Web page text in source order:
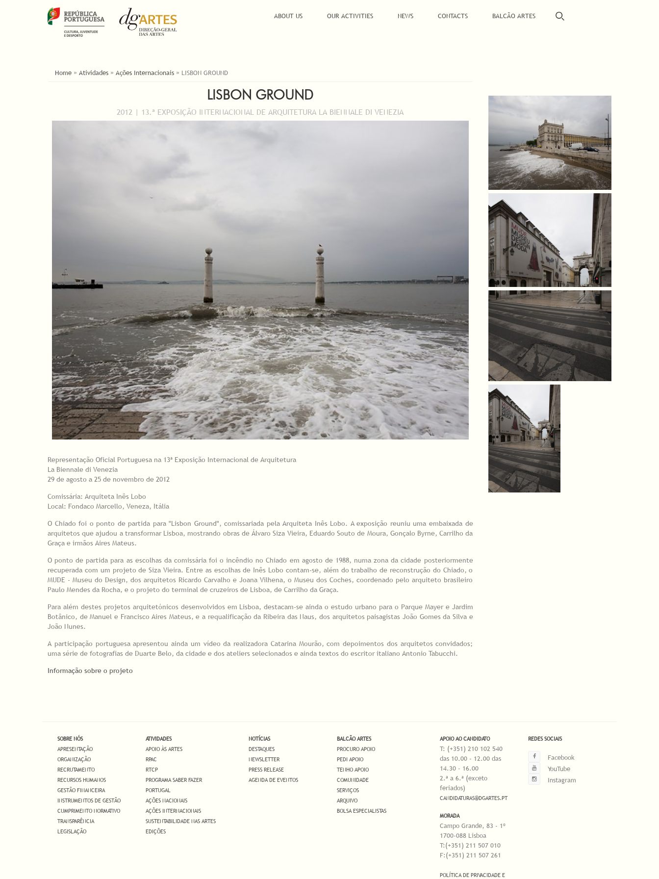
ABOUT US OUR ACTIVITIES NEWS CONTACTS BALCÃO ARTES
YOU ARE HERE
Home » Atividades » Ações Internacionais » LISBON GROUND
LISBON GROUND
2012 | 13.ª EXPOSIÇÃO INTERNACIONAL DE ARQUITETURA LA BIENNALE DI VENEZIA
Representação Oficial Portuguesa na 13ª Exposição Internacional de Arquitetura
La Biennale di Venezia
29 de agosto a 25 de novembro de 2012
Comissária: Arquiteta Inês Lobo
Local: Fondaco Marcello, Veneza, Itália
O Chiado foi o ponto de partida para "Lisbon Ground", comissariada pela Arquiteta Inês Lobo. A exposição reuniu uma embaixada de
arquitetos que ajudou a transformar Lisboa, mostrando obras de Álvaro Siza Vieira, Eduardo Souto de Moura, Gonçalo Byrne, Carrilho da
Graça e irmãos Aires Mateus.
O ponto de partida para as escolhas da comissária foi o incêndio no Chiado em agosto de 1988, numa zona da cidade posteriormente
recuperada com um projeto de Siza Vieira. Entre as escolhas de Inês Lobo contam-se, além do trabalho de reconstrução do Chiado, o
MUDE - Museu do Design, dos arquitetos Ricardo Carvalho e Joana Vilhena, o Museu dos Coches, coordenado pelo arquiteto brasileiro
Paulo Mendes da Rocha, e o projeto do terminal de cruzeiros de Lisboa, de Carrilho da Graça.
Para além destes projetos arquitetónicos desenvolvidos em Lisboa, destacam-se ainda o estudo urbano para o Parque Mayer e Jardim
Botânico, de Manuel e Francisco Aires Mateus, e a requalificação da Ribeira das Naus, dos arquitetos paisagistas João Gomes da Silva e
João Nunes.
A participação portuguesa apresentou ainda um vídeo da realizadora Catarina Mourão, com depoimentos dos arquitetos convidados;
uma série de fotografias de Duarte Belo, da cidade e dos ateliers selecionados e ainda textos do escritor italiano Antonio Tabucchi.
Informação sobre o projeto
SOBRE NÓS
APRESENTAÇÃO
ORGANIZAÇÃO
RECRUTAMENTO
RECURSOS HUMANOS
GESTÃO FINANCEIRA
INSTRUMENTOS DE GESTÃO
CUMPRIMENTO NORMATIVO
TRANSPARÊNCIA
LEGISLAÇÃO
ATIVIDADES
APOIO ÀS ARTES
RPAC
RTCP
PROGRAMA SABER FAZER
PORTUGAL
AÇÕES NACIONAIS
AÇÕES INTERNACIONAIS
SUSTENTABILIDADE NAS ARTES
EDIÇÕES
NOTÍCIAS
DESTAQUES
NEWSLETTER
PRESS RELEASE
AGENDA DE EVENTOS
BALCÃO ARTES
PROCURO APOIO
PEDI APOIO
TENHO APOIO
COMUNIDADE
SERVIÇOS
ARQUIVO
BOLSA ESPECIALISTAS
APOIO AO CANDIDATO
T: (+351) 210 102 540
das 10.00 - 12.00 das
14.30 - 16.00
2.ª a 6.ª (exceto
feriados)
CANDIDATURAS@DGARTES.PT
MORADA
Campo Grande, 83 - 1º
1700-088 Lisboa
T:(+351) 211 507 010
F:(+351) 211 507 261
POLÍTICA DE PRIVACIDADE E
REDES SOCIAIS
Facebook
YouTube
Instagram